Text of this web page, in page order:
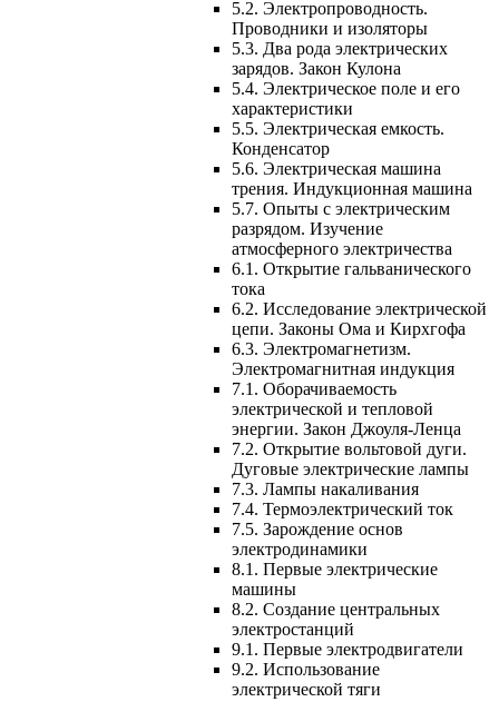
5.2. Электропроводность.
Проводники и изоляторы
5.3. Два рода электрических
зарядов. Закон Кулона
5.4. Электрическое поле и его
характеристики
5.5. Электрическая емкость.
Конденсатор
5.6. Электрическая машина
трения. Индукционная машина
5.7. Опыты с электрическим
разрядом. Изучение
атмосферного электричества
6.1. Открытие гальванического
тока
6.2. Исследование электрической
цепи. Законы Ома и Кирхгофа
6.3. Электромагнетизм.
Электромагнитная индукция
7.1. Оборачиваемость
электрической и тепловой
энергии. Закон Джоуля-Ленца
7.2. Открытие вольтовой дуги.
Дуговые электрические лампы
7.3. Лампы накаливания
7.4. Термоэлектрический ток
7.5. Зарождение основ
электродинамики
8.1. Первые электрические
машины
8.2. Создание центральных
электростанций
9.1. Первые электродвигатели
9.2. Использование
электрической тяги